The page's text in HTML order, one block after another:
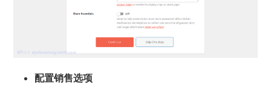
配置销售选项